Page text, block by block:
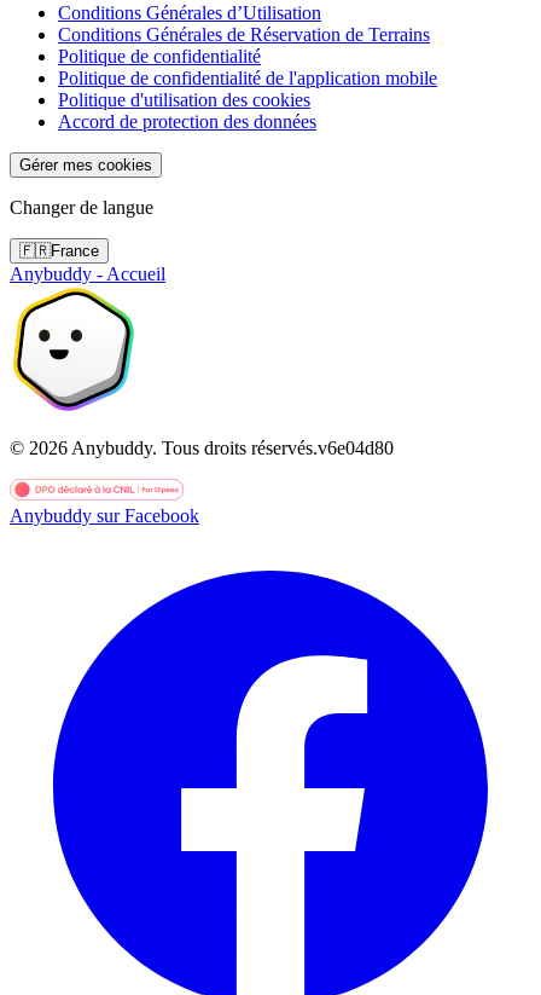
Conditions Générales d’Utilisation
Conditions Générales de Réservation de Terrains
Politique de confidentialité
Politique de confidentialité de l'application mobile
Politique d'utilisation des cookies
Accord de protection des données
Gérer mes cookies
Changer de langue
🇫🇷France
Anybuddy - Accueil
© 2026 Anybuddy. Tous droits réservés.v6e04d80
Anybuddy sur Facebook